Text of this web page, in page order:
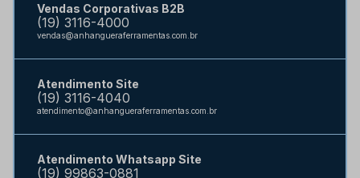
Vendas Corporativas B2B
(19) 3116-4000
vendas@anhangueraferramentas.com.br
Atendimento Site
(19) 3116-4040
atendimento@anhangueraferramentas.com.br
Atendimento Whatsapp Site
(19) 99863-0881